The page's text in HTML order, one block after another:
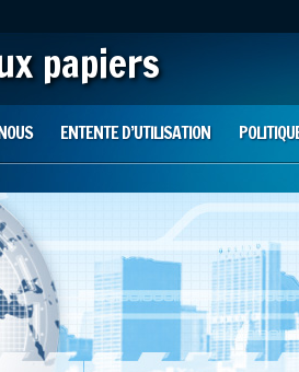
papiers
ENTENTE D’UTILISATION